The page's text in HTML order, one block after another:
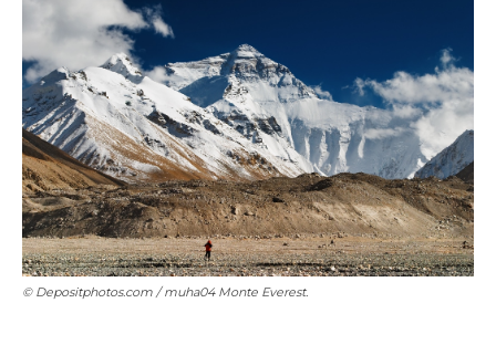
© Depositphotos.com / muha04Monte Everest.